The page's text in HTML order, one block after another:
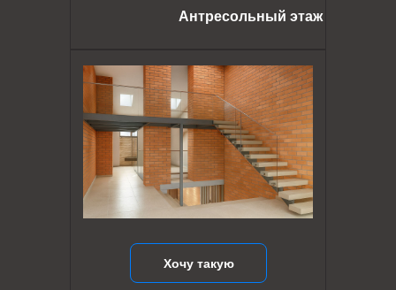
Хочу такую
Антресольный этаж